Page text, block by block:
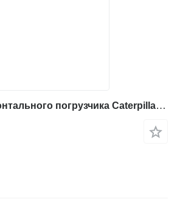
Запчасти для фронтального погрузчика Caterpillar 924K